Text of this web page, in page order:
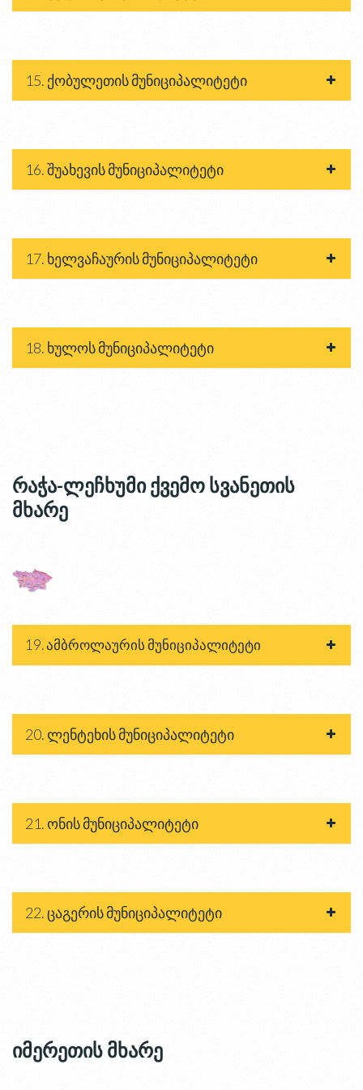
15. ქობულეთის მუნიციპალიტეტი
16. შუახევის მუნიციპალიტეტი
17. ხელვაჩაურის მუნიციპალიტეტი
18. ხულოს მუნიციპალიტეტი
რაჭა-ლეჩხუმი ქვემო სვანეთის
მხარე
19. ამბროლაურის მუნიციპალიტეტი
20. ლენტეხის მუნიციპალიტეტი
21. ონის მუნიციპალიტეტი
22. ცაგერის მუნიციპალიტეტი
იმერეთის მხარე